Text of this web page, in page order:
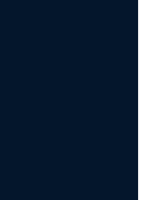
亿美元投资
布将向美国AI初创公司
。这是继去年9月，亚马
美元的首轮投资后对
，亚马逊向Anthropic的
马逊的这一举动被解读为